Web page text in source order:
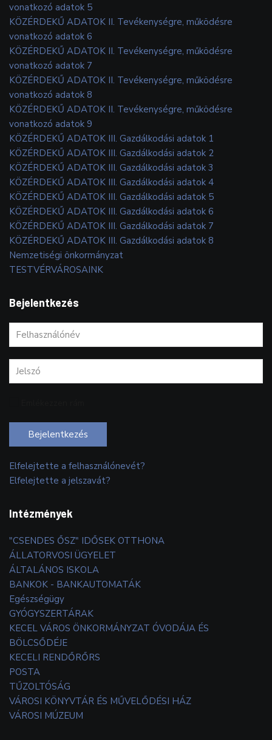
vonatkozó adatok 5
KÖZÉRDEKŰ ADATOK II. Tevékenységre, működésre
vonatkozó adatok 6
KÖZÉRDEKŰ ADATOK II. Tevékenységre, működésre
vonatkozó adatok 7
KÖZÉRDEKŰ ADATOK II. Tevékenységre, működésre
vonatkozó adatok 8
KÖZÉRDEKŰ ADATOK II. Tevékenységre, működésre
vonatkozó adatok 9
KÖZÉRDEKŰ ADATOK III. Gazdálkodási adatok 1
KÖZÉRDEKŰ ADATOK III. Gazdálkodási adatok 2
KÖZÉRDEKŰ ADATOK III. Gazdálkodási adatok 3
KÖZÉRDEKŰ ADATOK III. Gazdálkodási adatok 4
KÖZÉRDEKŰ ADATOK III. Gazdálkodási adatok 5
KÖZÉRDEKŰ ADATOK III. Gazdálkodási adatok 6
KÖZÉRDEKŰ ADATOK III. Gazdálkodási adatok 7
KÖZÉRDEKŰ ADATOK III. Gazdálkodási adatok 8
Nemzetiségi önkormányzat
TESTVÉRVÁROSAINK
Bejelentkezés
Bejelentkezés
Elfelejtette a felhasználónevét?
Elfelejtette a jelszavát?
Intézmények
"CSENDES ŐSZ" IDŐSEK OTTHONA
ÁLLATORVOSI ÜGYELET
ÁLTALÁNOS ISKOLA
BANKOK - BANKAUTOMATÁK
Egészségügy
GYÓGYSZERTÁRAK
KECEL VÁROS ÖNKORMÁNYZAT ÓVODÁJA ÉS
BÖLCSŐDÉJE
KECELI RENDŐRŐRS
POSTA
TŰZOLTÓSÁG
VÁROSI KÖNYVTÁR ÉS MŰVELŐDÉSI HÁZ
VÁROSI MÚZEUM